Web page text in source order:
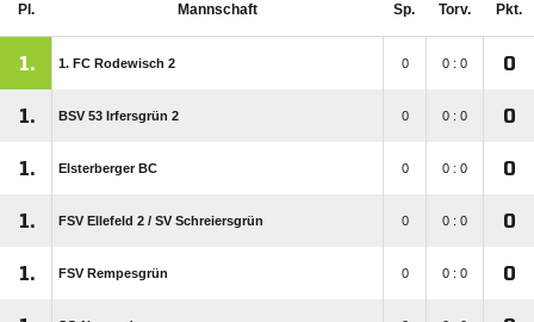
Pl. Mannschaft Sp. Torv. Pkt.
1. 1. FC Rodewisch 2 0 0 : 0 0
1. BSV 53 Irfersgrün 2 0 0 : 0 0
1. Elsterberger BC 0 0 : 0 0
1. FSV Ellefeld 2 /​ SV Schreiersgrün 0 0 : 0 0
1. FSV Rempesgrün 0 0 : 0 0